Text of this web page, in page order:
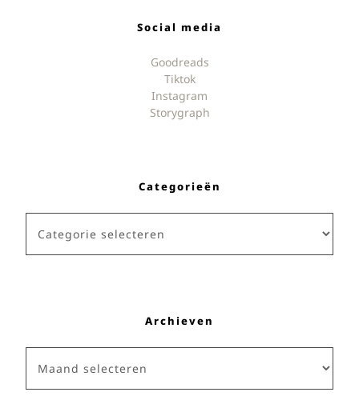
Social media
Goodreads
Tiktok
Instagram
Storygraph
Categorieën
Archieven